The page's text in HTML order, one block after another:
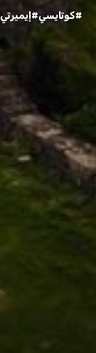
#كوتايسي#إيميرتي